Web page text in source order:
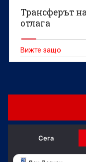
Трансферът
отлага
Вижте защо
Сега